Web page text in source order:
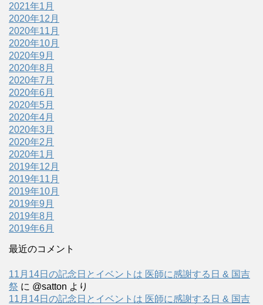
2021年1月
2020年12月
2020年11月
2020年10月
2020年9月
2020年8月
2020年7月
2020年6月
2020年5月
2020年4月
2020年3月
2020年2月
2020年1月
2019年12月
2019年11月
2019年10月
2019年9月
2019年8月
2019年6月
最近のコメント
11月14日の記念日とイベントは 医師に感謝する日 & 国吉
祭 に @satton より
11月14日の記念日とイベントは 医師に感謝する日 & 国吉